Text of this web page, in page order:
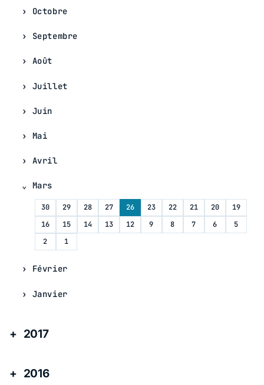
Octobre
Septembre
Août
Juillet
Juin
Mai
Avril
Mars
30 29 28 27 26 23 22 21 20
19
16
15 14 13 12 9 8 7 6
5
2
1
Février
Janvier
2017
2016